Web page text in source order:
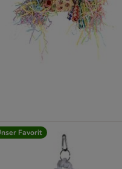
Favorit